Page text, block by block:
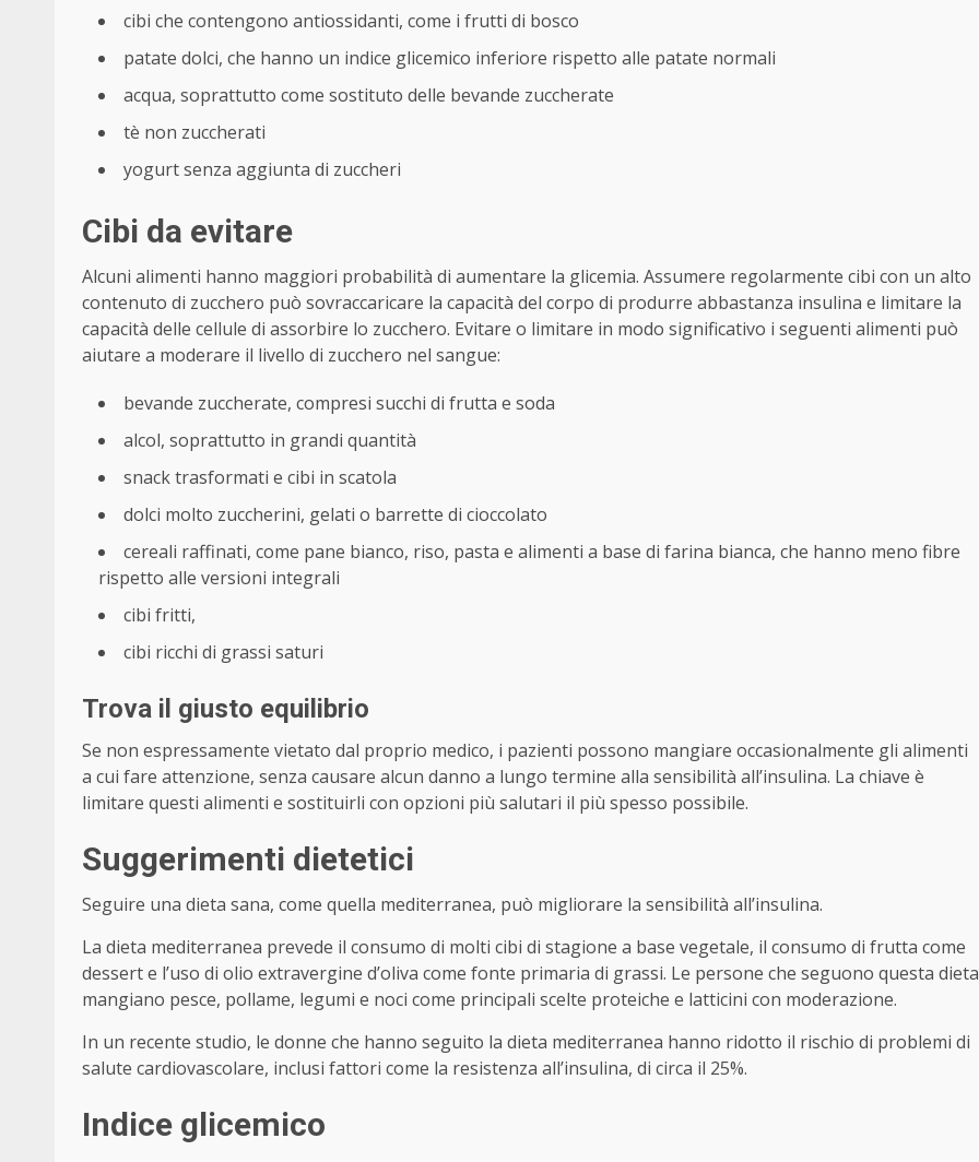
cibi che contengono antiossidanti, come i frutti di bosco
patate dolci, che hanno un indice glicemico inferiore rispetto alle patate normali
acqua, soprattutto come sostituto delle bevande zuccherate
tè non zuccherati
yogurt senza aggiunta di zuccheri
Cibi da evitare
Alcuni alimenti hanno maggiori probabilità di aumentare la glicemia. Assumere regolarmente cibi con un alto
contenuto di zucchero può sovraccaricare la capacità del corpo di produrre abbastanza insulina e limitare la
capacità delle cellule di assorbire lo zucchero. Evitare o limitare in modo significativo i seguenti alimenti può
aiutare a moderare il livello di zucchero nel sangue:
bevande zuccherate, compresi succhi di frutta e soda
alcol, soprattutto in grandi quantità
snack trasformati e cibi in scatola
dolci molto zuccherini, gelati o barrette di cioccolato
cereali raffinati, come pane bianco, riso, pasta e alimenti a base di farina bianca, che hanno meno fibre
rispetto alle versioni integrali
cibi fritti,
cibi ricchi di grassi saturi
Trova il giusto equilibrio
Se non espressamente vietato dal proprio medico, i pazienti possono mangiare occasionalmente gli alimenti
a cui fare attenzione, senza causare alcun danno a lungo termine alla sensibilità all’insulina. La chiave è
limitare questi alimenti e sostituirli con opzioni più salutari il più spesso possibile.
Suggerimenti dietetici
Seguire una dieta sana, come quella mediterranea, può migliorare la sensibilità all’insulina.
La dieta mediterranea prevede il consumo di molti cibi di stagione a base vegetale, il consumo di frutta come
dessert e l’uso di olio extravergine d’oliva come fonte primaria di grassi. Le persone che seguono questa dieta
mangiano pesce, pollame, legumi e noci come principali scelte proteiche e latticini con moderazione.
In un recente studio, le donne che hanno seguito la dieta mediterranea hanno ridotto il rischio di problemi di
salute cardiovascolare, inclusi fattori come la resistenza all’insulina, di circa il 25%.
Indice glicemico